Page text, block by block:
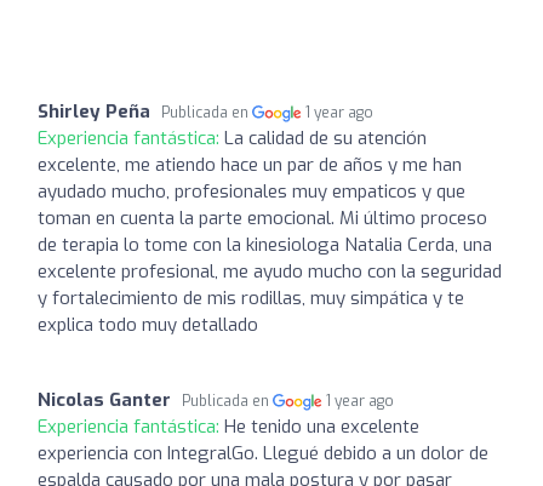
Shirley Peña Publicada en 1 year ago
Experiencia fantástica: La calidad de su atención
excelente, me atiendo hace un par de años y me han
ayudado mucho, profesionales muy empaticos y que
toman en cuenta la parte emocional. Mi último proceso
de terapia lo tome con la kinesiologa Natalia Cerda, una
excelente profesional, me ayudo mucho con la seguridad
y fortalecimiento de mis rodillas, muy simpática y te
explica todo muy detallado
Nicolas Ganter Publicada en 1 year ago
Experiencia fantástica: He tenido una excelente
experiencia con IntegralGo. Llegué debido a un dolor de
espalda causado por una mala postura y por pasar